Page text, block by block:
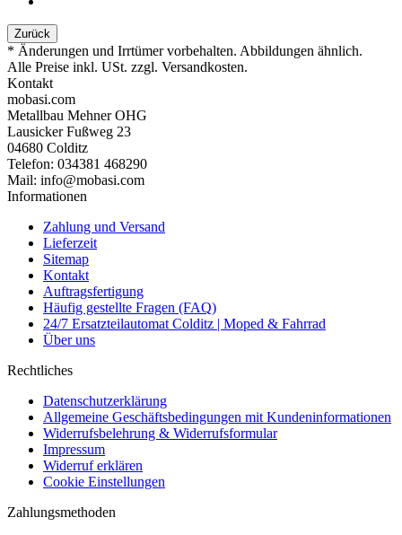
Zurück
* Änderungen und Irrtümer vorbehalten. Abbildungen ähnlich.
Alle Preise inkl. USt. zzgl. Versandkosten.
Kontakt
mobasi.com
Metallbau Mehner OHG
Lausicker Fußweg 23
04680 Colditz
Telefon: 034381 468290
Mail: info@mobasi.com
Informationen
Zahlung und Versand
Lieferzeit
Sitemap
Kontakt
Auftragsfertigung
Häufig gestellte Fragen (FAQ)
24/7 Ersatzteilautomat Colditz | Moped & Fahrrad
Über uns
Rechtliches
Datenschutzerklärung
Allgemeine Geschäftsbedingungen mit Kundeninformationen
Widerrufsbelehrung & Widerrufsformular
Impressum
Widerruf erklären
Cookie Einstellungen
Zahlungsmethoden